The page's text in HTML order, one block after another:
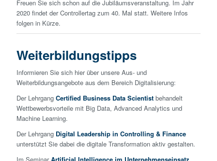
Freuen Sie sich schon auf die Jubiläumsveranstaltung. Im Jahr
2020 findet der Controllertag zum 40. Mal statt. Weitere Infos
folgen in Kürze.
Weiterbildungstipps
Informieren Sie sich hier über unsere Aus- und
Weiterbildungsangebote aus dem Bereich Digitalisierung:
Der Lehrgang Certified Business Data Scientist behandelt
Wettbewerbsvorteile mit Big Data, Advanced Analytics und
Machine Learning.
Der Lehrgang Digital Leadership in Controlling & Finance
unterstützt Sie dabei die digitale Transformation aktiv gestalten.